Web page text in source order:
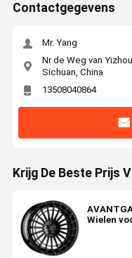
Contactgegevens
Mr. Yang
Nr de Weg van
Sichuan, China
13508040864
Krijg De Beste Prijs
Wielen